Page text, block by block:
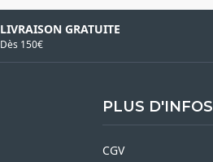
LIVRAISON GRATUITE
Dès 150€
PLUS D'INFOS
CGV